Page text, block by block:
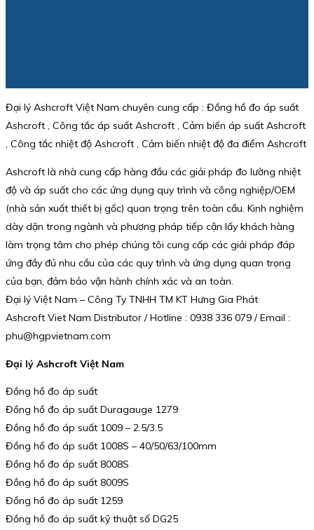
Đại lý Ashcroft Việt Nam chuyên cung cấp : Đồng hồ đo áp suất
Ashcroft , Công tắc áp suất Ashcroft , Cảm biến áp suất Ashcroft
, Công tắc nhiệt độ Ashcroft , Cảm biến nhiệt độ đa điểm Ashcroft
Ashcroft là nhà cung cấp hàng đầu các giải pháp đo lường nhiệt
độ và áp suất cho các ứng dụng quy trình và công nghiệp/OEM
(nhà sản xuất thiết bị gốc) quan trọng trên toàn cầu. Kinh nghiệm
dày dặn trong ngành và phương pháp tiếp cận lấy khách hàng
làm trọng tâm cho phép chúng tôi cung cấp các giải pháp đáp
ứng đầy đủ nhu cầu của các quy trình và ứng dụng quan trọng
của bạn, đảm bảo vận hành chính xác và an toàn.
Đại lý Việt Nam – Công Ty TNHH TM KT Hưng Gia Phát
Ashcroft Viet Nam Distributor / Hotline : 0938 336 079 / Email :
phu@hgpvietnam.com
Đại lý Ashcroft Việt Nam
Đồng hồ đo áp suất
Đồng hồ đo áp suất Duragauge 1279
Đồng hồ đo áp suất 1009 – 2.5/3.5
Đồng hồ đo áp suất 1008S – 40/50/63/100mm
Đồng hồ đo áp suất 8008S
Đồng hồ đo áp suất 8009S
Đồng hồ đo áp suất 1259
Đồng hồ đo áp suất kỹ thuật số DG25